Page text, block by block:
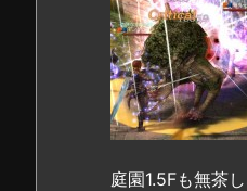
庭園1.5Fも無茶